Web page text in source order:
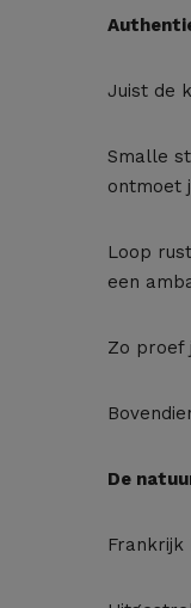
Juist de
Smalle
ontmoet
Loop
een
Zo proef
De
Frankrijk